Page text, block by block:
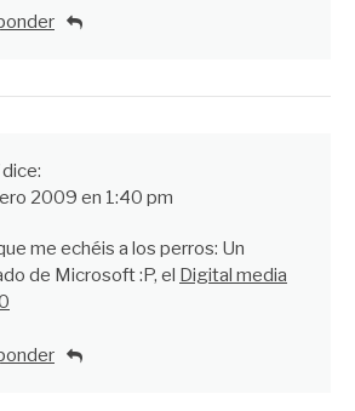
dice:
2009 en 1:40 pm
me echéis a los perros: Un
de Microsoft :P, el Digital media